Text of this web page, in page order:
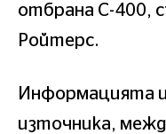
отбрана С-400,
Ройтерс.
Информацията
източника,